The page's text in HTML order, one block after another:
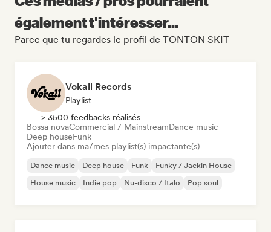
également t'intéresser...
Parce que tu regardes le profil de TONTON SKIT
Vokall Records
Playlist
> 3500 feedbacks réalisés
Bossa novaCommercial / MainstreamDance music
Deep houseFunk
Ajouter dans ma/mes playlist(s) impactante(s)
Dance music Deep house Funk
Funky / Jackin House
House music
Indie pop Nu-disco / Italo Pop soul